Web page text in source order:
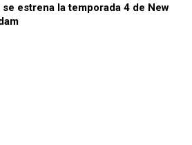
se estrena la temporada 4 de New